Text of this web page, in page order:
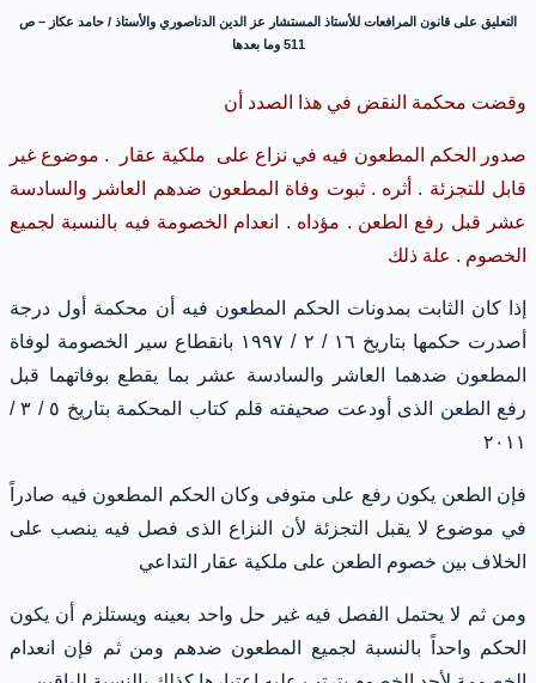
التعليق على قانون المرافعات للأستاذ المستشار عز الدين الدناصوري والأستاذ / حامد عكاز – ص
511 وما بعدها
وقضت محكمة النقض في هذا الصدد أن
صدور الحكم المطعون فيه في نزاع على ملكية عقار . موضوع غير
قابل للتجزئة . أثره . ثبوت وفاة المطعون ضدهم العاشر والسادسة
عشر قبل رفع الطعن . مؤداه . انعدام الخصومة فيه بالنسبة لجميع
الخصوم . علة ذلك
إذا كان الثابت بمدونات الحكم المطعون فيه أن محكمة أول درجة
أصدرت حكمها بتاريخ ١٦ / ٢ / ١٩٩٧ بانقطاع سير الخصومة لوفاة
المطعون ضدهما العاشر والسادسة عشر بما يقطع بوفاتهما قبل
رفع الطعن الذى أودعت صحيفته قلم كتاب المحكمة بتاريخ ٥ / ٣ /
٢٠١١
فإن الطعن يكون رفع على متوفى وكان الحكم المطعون فيه صادراً
في موضوع لا يقبل التجزئة لأن النزاع الذى فصل فيه ينصب على
الخلاف بين خصوم الطعن على ملكية عقار التداعي
ومن ثم لا يحتمل الفصل فيه غير حل واحد بعينه ويستلزم أن يكون
الحكم واحداً بالنسبة لجميع المطعون ضدهم ومن ثم فإن انعدام